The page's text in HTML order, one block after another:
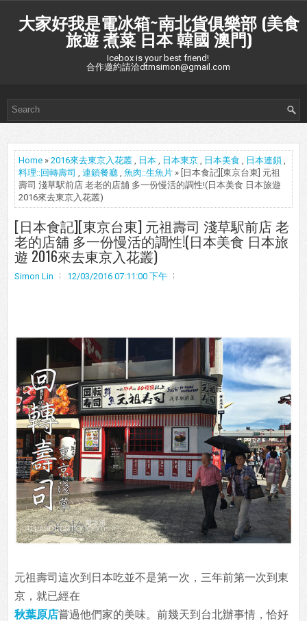
大家好我是電冰箱~南北貨俱樂部 (美食
旅遊 煮菜 日本 韓國 澳門)
Icebox is your best friend!
合作邀約請洽dtmsimon@gmail.com
Home » 2016來去東京入花叢 , 日本 , 日本東京 , 日本美食 , 日本連鎖 ,
料理::回轉壽司 , 連鎖餐廳 , 魚肉::生魚片 » [日本食記][東京台東] 元祖
壽司 淺草駅前店 老老的店舖 多一份慢活的調性!(日本美食 日本旅遊
2016來去東京入花叢)
[日本食記][東京台東] 元祖壽司 淺草駅前店 老
老的店舖 多一份慢活的調性!(日本美食 日本旅
遊 2016來去東京入花叢)
Simon Lin 12/03/2016 07:11:00 下午
元祖壽司這次到日本吃並不是第一次，三年前第一次到東
京，就已經在
秋葉原店嘗過他們家的美味。前幾天到台北辦事情，恰好